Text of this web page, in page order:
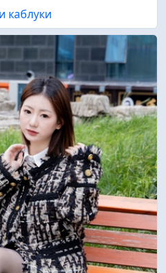
каблуки